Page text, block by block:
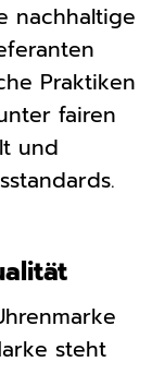
nachhaltige
Praktiken
fairen
und
steht